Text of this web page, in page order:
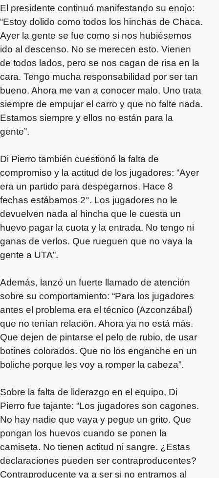
El presidente continuó manifestando su enojo:
“Estoy dolido como todos los hinchas de Chaca.
Ayer la gente se fue como si nos hubiésemos
ido al descenso. No se merecen esto. Vienen
de todos lados, pero se nos cagan de risa en la
cara. Tengo mucha responsabilidad por ser tan
bueno. Ahora me van a conocer malo. Uno trata
siempre de empujar el carro y que no falte nada.
Estamos siempre y ellos no están para la
gente”.
Di Pierro también cuestionó la falta de
compromiso y la actitud de los jugadores: “Ayer
era un partido para despegarnos. Hace 8
fechas estábamos 2°. Los jugadores no le
devuelven nada al hincha que le cuesta un
huevo pagar la cuota y la entrada. No tengo ni
ganas de verlos. Que rueguen que no vaya la
gente a UTA”.
Además, lanzó un fuerte llamado de atención
sobre su comportamiento: “Para los jugadores
antes el problema era el técnico (Azconzábal)
que no tenían relación. Ahora ya no está más.
Que dejen de pintarse el pelo de rubio, de usar
botines colorados. Que no los enganche en un
boliche porque les voy a romper la cabeza”.
Sobre la falta de liderazgo en el equipo, Di
Pierro fue tajante: “Los jugadores son cagones.
No hay nadie que vaya y pegue un grito. Que
pongan los huevos cuando se ponen la
camiseta. No tienen actitud ni sangre. ¿Estas
declaraciones pueden ser contraproducentes?
Contraproducente va a ser si no entramos al